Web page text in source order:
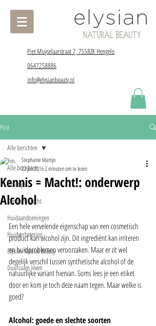
Piet Muyselaarstraat 7, 7558ZK Hengelo
0647258886
info@elysianbeauty.nl
Post
Alle berichten
Huidtips
Kennis = Macht
Huidaandoeningen
Huidverbetering
Elysian Natural Beauty
Duurzaam leven
Alle berichten
Kennis = Macht!: onderwerp
Alcohol
Stephanie Martijn
22 jun 20162 minuten om te lezen
Een hele vervelende eigenschap van een cosmetisch
product kan alcohol zijn. Dit ingrediënt kan irriteren
en huidproblemen veroorzaken. Maar er zit wel
degelijk verschil tussen synthetische alcohol of de
natuurlijke variant hiervan. Soms lees je een etiket
door en kom je toch deze naam tegen. Maar welke is
goed?
Alcohol: goede en slechte soorten